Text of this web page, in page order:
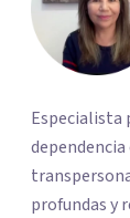
Especialista
dependencia emocional.
profundas y